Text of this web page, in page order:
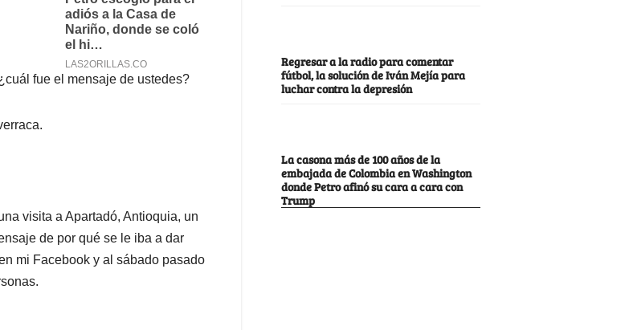
fue el mensaje de ustedes?
visita a Apartadó, Antioquia, un
de por qué se le iba a dar
mi Facebook y al sábado pasado
Regresar a la radio para comentar
fútbol, la solución de Iván Mejía para
luchar contra la depresión
La casona más de 100 años de la
embajada de Colombia en Washington
donde Petro afinó su cara a cara con
Trump